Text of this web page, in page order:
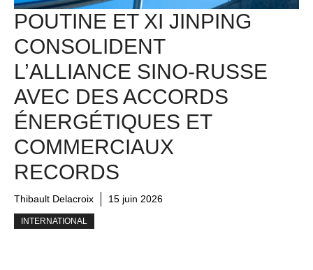
POUTINE ET XI JINPING
CONSOLIDENT
L’ALLIANCE SINO-RUSSE
AVEC DES ACCORDS
ÉNERGÉTIQUES ET
COMMERCIAUX
RECORDS
Thibault Delacroix 15 juin 2026
INTERNATIONAL